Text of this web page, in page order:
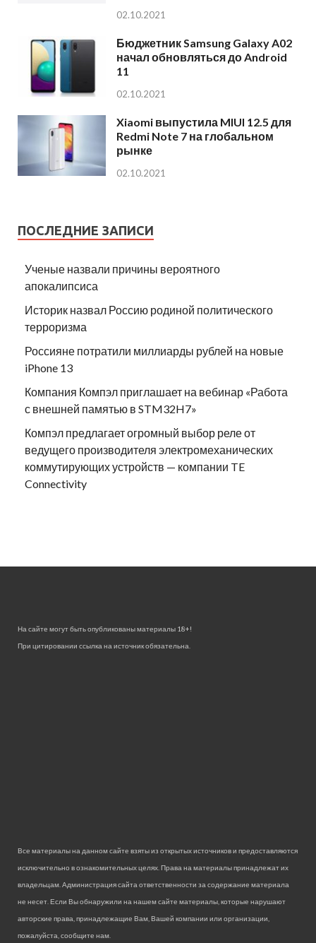
02.10.2021
Бюджетник Samsung Galaxy A02
начал обновляться до Android
11
02.10.2021
Xiaomi выпустила MIUI 12.5 для
Redmi Note 7 на глобальном
рынке
02.10.2021
ПОСЛЕДНИЕ ЗАПИСИ
Ученые назвали причины вероятного
апокалипсиса
Историк назвал Россию родиной политического
терроризма
Россияне потратили миллиарды рублей на новые
iPhone 13
Компания Компэл приглашает на вебинар «Работа
с внешней памятью в STM32H7»
Компэл предлагает огромный выбор реле от
ведущего производителя электромеханических
коммутирующих устройств — компании TE
Connectivity
На сайте могут быть опубликованы материалы 18+!
При цитировании ссылка на источник обязательна.
Все материалы на данном сайте взяты из открытых источников и предоставляются
исключительно в ознакомительных целях. Права на материалы принадлежат их
владельцам. Администрация сайта ответственности за содержание материала
не несет. Если Вы обнаружили на нашем сайте материалы, которые нарушают
авторские права, принадлежащие Вам, Вашей компании или организации,
пожалуйста, сообщите нам.